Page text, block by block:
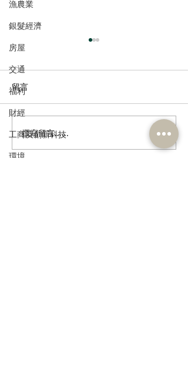
漁農業
銀髮經濟
房屋
交通
福利
財經
工商及創新科技
環境
多了解、規律生活、保持
社交，有助改善「長新
留言
撰寫留言......